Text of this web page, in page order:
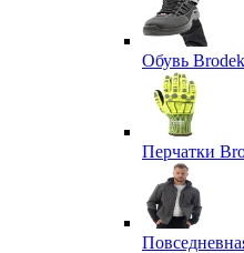
Обувь
Перчатки